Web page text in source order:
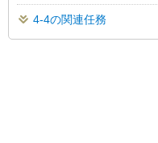
4-4の関連任務